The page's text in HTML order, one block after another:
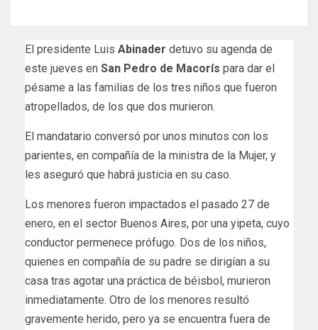
El presidente Luis Abinader detuvo su agenda de
este jueves en San Pedro de Macorís para dar el
pésame a las familias de los tres niños que fueron
atropellados, de los que dos murieron.
El mandatario conversó por unos minutos con los
parientes, en compañía de la ministra de la Mujer, y
les aseguró que habrá justicia en su caso.
Los menores fueron impactados el pasado 27 de
enero, en el sector Buenos Aires, por una yipeta, cuyo
conductor permenece prófugo. Dos de los niños,
quienes en compañía de su padre se dirigían a su
casa tras agotar una práctica de béisbol, murieron
inmediatamente. Otro de los menores resultó
gravemente herido, pero ya se encuentra fuera de